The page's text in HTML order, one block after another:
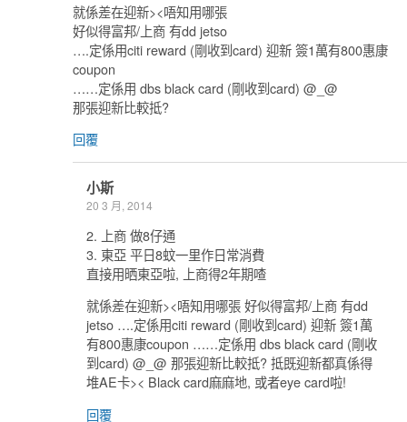
就係差在迎新><唔知用哪張
好似得富邦/上商 有dd jetso
….定係用citi reward (剛收到card) 迎新 簽1萬有800惠康
coupon
……定係用 dbs black card (剛收到card) @_@
那張迎新比較抵?
回覆
小斯
20 3 月, 2014
2. 上商 做8仔通
3. 東亞 平日8蚊一里作日常消費
直接用晒東亞啦, 上商得2年期喳
就係差在迎新><唔知用哪張 好似得富邦/上商 有dd
jetso ….定係用citi reward (剛收到card) 迎新 簽1萬
有800惠康coupon ……定係用 dbs black card (剛收
到card) @_@ 那張迎新比較抵? 抵既迎新都真係得
堆AE卡>< Black card麻麻地, 或者eye card啦!
回覆